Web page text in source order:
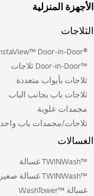
الأجهزة المنزلية
الثلاجات
®InstaView™ Door-in-Door
™Door-in-Door ثلاجات
ثلاجات بأبواب متعددة
ثلاجات باب بجانب الباب
مجمدات علوية
ثلاجات/مجمدات باب واحد
الغسالات
™TWINWash غسالة
™TWINWash غسالة صغيرة
غسالة ™WashTower